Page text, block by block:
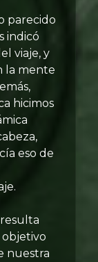
parecido
indicó
viaje, y
la mente
hicimos
eso de
objetivo
nuestra